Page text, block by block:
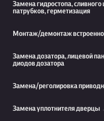
Замена гидростопа, сливного
патрубков, герметизация
Монтаж/демонтаж
Замена дозатора, лицевой
диодов дозатора
Замена/реголировка
Замена уплотнителя дверцы